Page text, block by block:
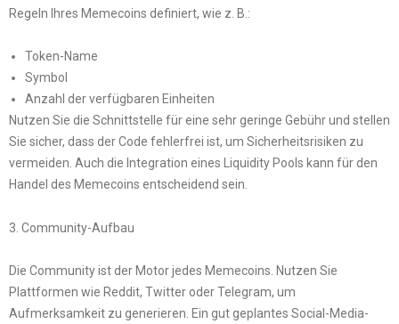
Regeln Ihres Memecoins definiert, wie z. B.:
Token-Name
Symbol
Anzahl der verfügbaren Einheiten
Nutzen Sie die Schnittstelle für eine sehr geringe Gebühr und stellen
Sie sicher, dass der Code fehlerfrei ist, um Sicherheitsrisiken zu
vermeiden. Auch die Integration eines Liquidity Pools kann für den
Handel des Memecoins entscheidend sein.
3. Community-Aufbau
Die Community ist der Motor jedes Memecoins. Nutzen Sie
Plattformen wie Reddit, Twitter oder Telegram, um
Aufmerksamkeit zu generieren. Ein gut geplantes Social-Media-